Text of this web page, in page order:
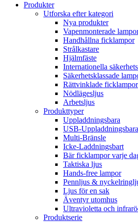
Produkter
Utforska efter kategori
Nya produkter
Vapenmonterade
Handhållna ficklampor
Strålkastare
Hjälmfäste
Internationella
Säkerhetsklassade
Rättvinklade ficklampor
Nödlägesljus
Arbetsljus
Produkttyper
Uppladdningsbara
USB-Uppladdningsbara
Multi-Bränsle
Icke-Laddningsbart
Bär ficklampor varje
Taktiska ljus
Hands-free lampor
Pennljus &
Ljus för en sak
Äventyr utomhus
Ultravioletta och
Produktserie